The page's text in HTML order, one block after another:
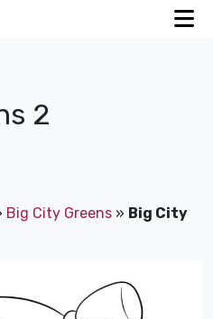
2
Big City Greens » Big City